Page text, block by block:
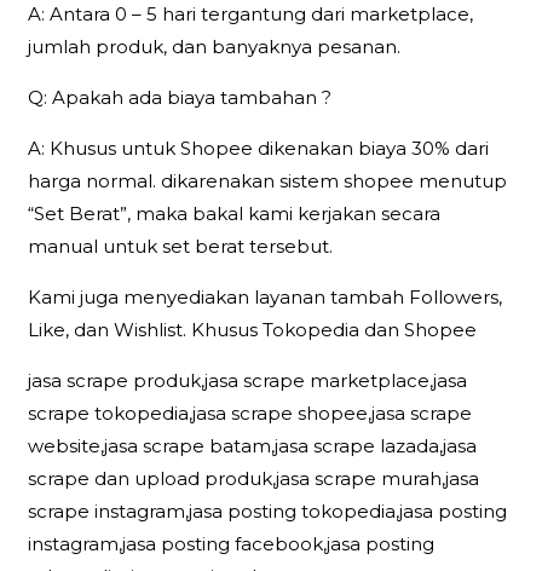
A: Antara 0 – 5 hari tergantung dari marketplace,
jumlah produk, dan banyaknya pesanan.
Q: Apakah ada biaya tambahan ?
A: Khusus untuk Shopee dikenakan biaya 30% dari
harga normal. dikarenakan sistem shopee menutup
“Set Berat”, maka bakal kami kerjakan secara
manual untuk set berat tersebut.
Kami juga menyediakan layanan tambah Followers,
Like, dan Wishlist. Khusus Tokopedia dan Shopee
jasa scrape produk,jasa scrape marketplace,jasa
scrape tokopedia,jasa scrape shopee,jasa scrape
website,jasa scrape batam,jasa scrape lazada,jasa
scrape dan upload produk,jasa scrape murah,jasa
scrape instagram,jasa posting tokopedia,jasa posting
instagram,jasa posting facebook,jasa posting